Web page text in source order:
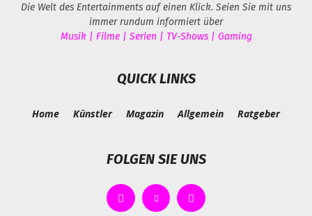
Die Welt des Entertainments auf einen Klick. Seien Sie mit uns
immer rundum informiert über
Musik | Filme | Serien | TV-Shows | Gaming
QUICK LINKS
Home Künstler Magazin Allgemein Ratgeber
FOLGEN SIE UNS